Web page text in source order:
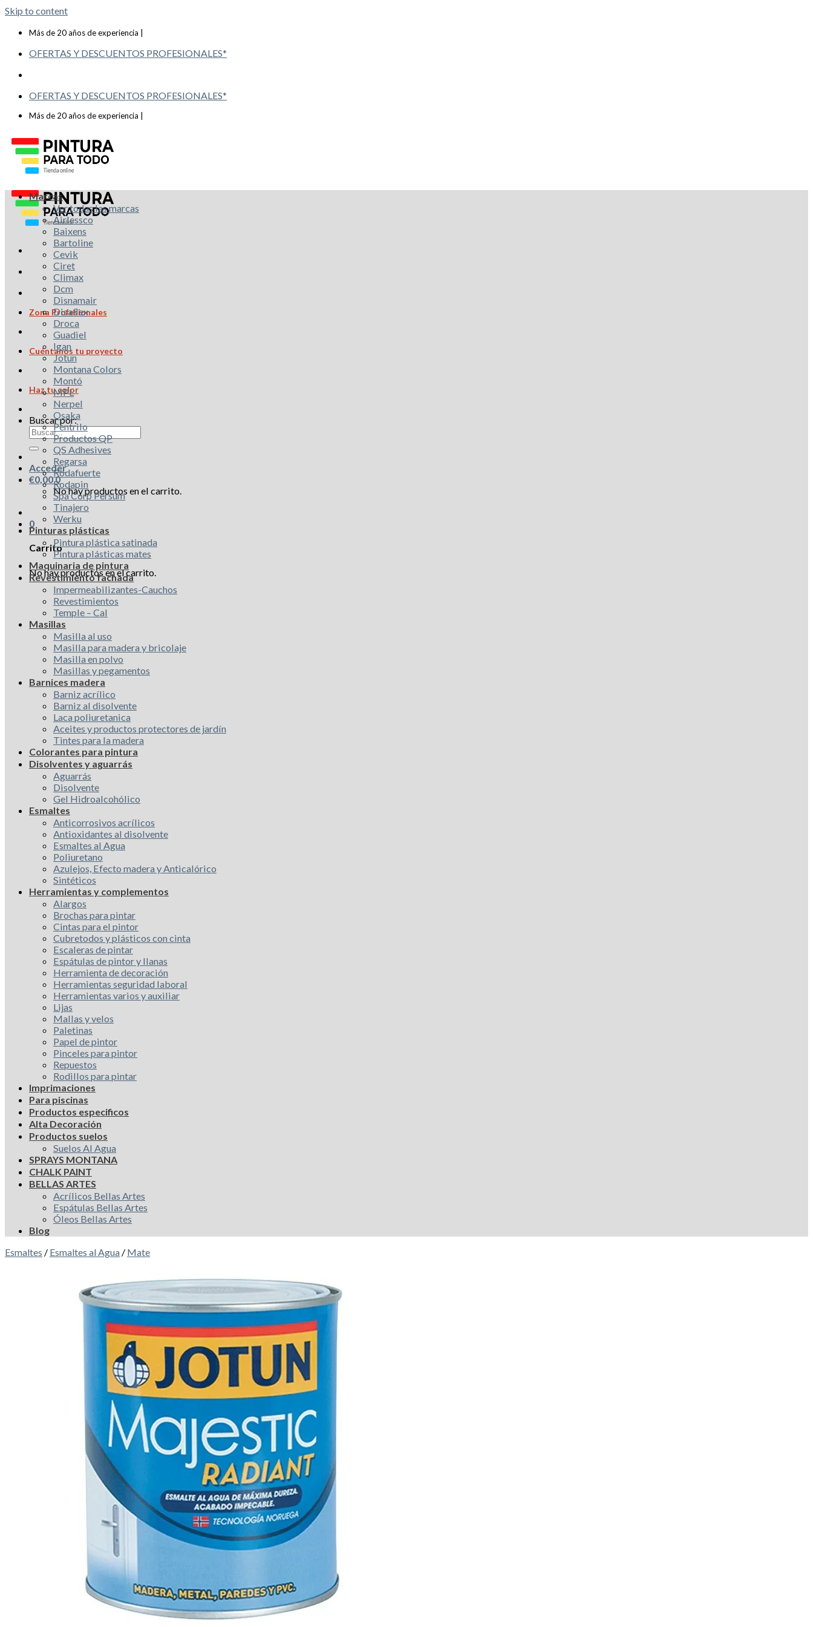
Skip to content
Más de 20 años de experiencia |
OFERTAS Y DESCUENTOS PROFESIONALES*
OFERTAS Y DESCUENTOS PROFESIONALES*
Más de 20 años de experiencia |
Zona Profesionales
Cuéntanos tu proyecto
Haz tu color
Buscar por:
Acceder
€0,000
No hay productos en el carrito.
0
Carrito
No hay productos en el carrito.
Marcas
Ver todas las marcas
Airlessco
Baixens
Bartoline
Cevik
Ciret
Climax
Dcm
Disnamair
Disaflex
Droca
Guadiel
Igan
Jotun
Montana Colors
Montó
MPL
Nerpel
Osaka
Pentrilo
Productos QP
QS Adhesives
Regarsa
Rodafuerte
Rodapin
Spa Corp Persum
Tinajero
Werku
Pinturas plásticas
Pintura plástica satinada
Pintura plásticas mates
Maquinaria de pintura
Revestimiento fachada
Impermeabilizantes-Cauchos
Revestimientos
Temple – Cal
Masillas
Masilla al uso
Masilla para madera y bricolaje
Masilla en polvo
Masillas y pegamentos
Barnices madera
Barniz acrílico
Barniz al disolvente
Laca poliuretanica
Aceites y productos protectores de jardín
Tintes para la madera
Colorantes para pintura
Disolventes y aguarrás
Aguarrás
Disolvente
Gel Hidroalcohólico
Esmaltes
Anticorrosivos acrílicos
Antioxidantes al disolvente
Esmaltes al Agua
Poliuretano
Azulejos, Efecto madera y Anticalórico
Sintéticos
Herramientas y complementos
Alargos
Brochas para pintar
Cintas para el pintor
Cubretodos y plásticos con cinta
Escaleras de pintar
Espátulas de pintor y llanas
Herramienta de decoración
Herramientas seguridad laboral
Herramientas varios y auxiliar
Lijas
Mallas y velos
Paletinas
Papel de pintor
Pinceles para pintor
Repuestos
Rodillos para pintar
Imprimaciones
Para piscinas
Productos especificos
Alta Decoración
Productos suelos
Suelos Al Agua
SPRAYS MONTANA
CHALK PAINT
BELLAS ARTES
Acrílicos Bellas Artes
Espátulas Bellas Artes
Óleos Bellas Artes
Blog
Esmaltes / Esmaltes al Agua / Mate